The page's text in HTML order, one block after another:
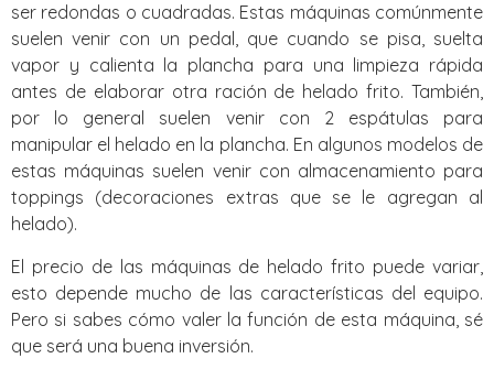
ser redondas o cuadradas. Estas máquinas comúnmente
suelen venir con un pedal, que cuando se pisa, suelta
vapor y calienta la plancha para una limpieza rápida
antes de elaborar otra ración de helado frito. También,
por lo general suelen venir con 2 espátulas para
manipular el helado en la plancha. En algunos modelos de
estas máquinas suelen venir con almacenamiento para
toppings (decoraciones extras que se le agregan al
helado).
El precio de las máquinas de helado frito puede variar,
esto depende mucho de las características del equipo.
Pero si sabes cómo valer la función de esta máquina, sé
que será una buena inversión.